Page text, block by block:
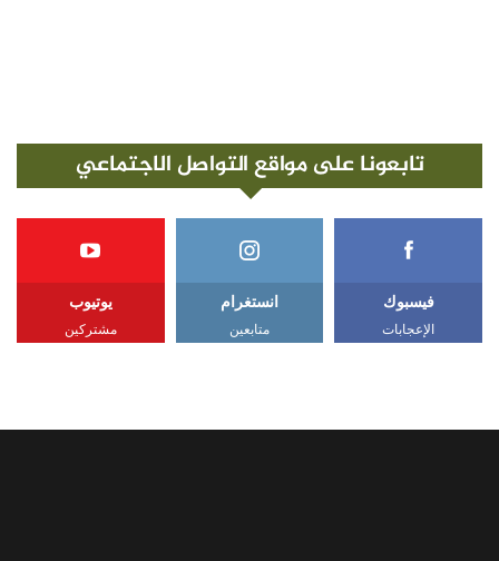
تابعونا على مواقع التواصل الاجتماعي
فيسبوك
الإعجابات
انستغرام
متابعين
يوتيوب
مشتركين